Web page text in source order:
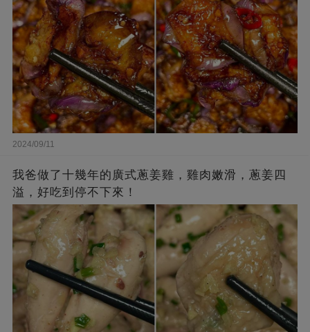
2024/09/11
我爸做了十幾年的廣式蔥姜雞，雞肉嫩滑，蔥姜四
溢，好吃到停不下來！